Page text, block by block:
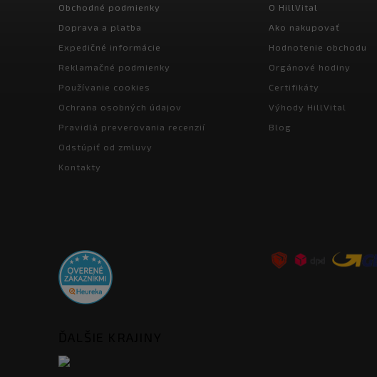
Obchodné podmienky
Doprava a platba
Expedičné informácie
Reklamačné podmienky
Používanie cookies
Ochrana osobných údajov
Pravidlá preverovania recenzií
Odstúpiť od zmluvy
Kontakty
O HillVital
Ako nakupovať
Hodnotenie obchodu
Orgánové hodiny
Certifikáty
Výhody HillVital
Blog